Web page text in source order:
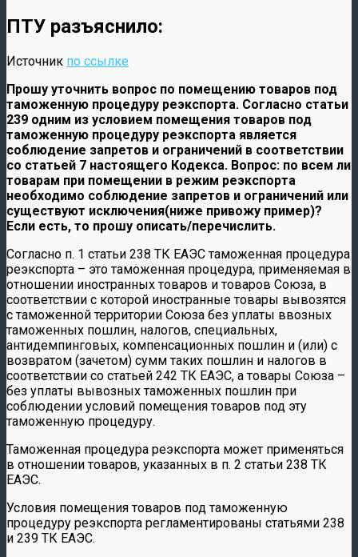
ПТУ разъяснило:
Источник по ссылке
Прошу уточнить вопрос по помещению товаров под
таможенную процедуру реэкспорта. Согласно статьи
239 одним из условием помещения товаров под
таможенную процедуру реэкспорта является
соблюдение запретов и ограничений в соответствии
со статьей 7 настоящего Кодекса. Вопрос: по всем ли
товарам при помещении в режим реэкспорта
необходимо соблюдение запретов и ограничений или
существуют исключения(ниже привожу пример)?
Если есть, то прошу описать/перечислить.
Согласно п. 1 статьи 238 ТК ЕАЭС таможенная процедура
реэкспорта – это таможенная процедура, применяемая в
отношении иностранных товаров и товаров Союза, в
соответствии с которой иностранные товары вывозятся
с таможенной территории Союза без уплаты ввозных
таможенных пошлин, налогов, специальных,
антидемпинговых, компенсационных пошлин и (или) с
возвратом (зачетом) сумм таких пошлин и налогов в
соответствии со статьей 242 ТК ЕАЭС, а товары Союза –
без уплаты вывозных таможенных пошлин при
соблюдении условий помещения товаров под эту
таможенную процедуру.
Таможенная процедура реэкспорта может применяться
в отношении товаров, указанных в п. 2 статьи 238 ТК
ЕАЭС.
Условия помещения товаров под таможенную
процедуру реэкспорта регламентированы статьями 238
и 239 ТК ЕАЭС.